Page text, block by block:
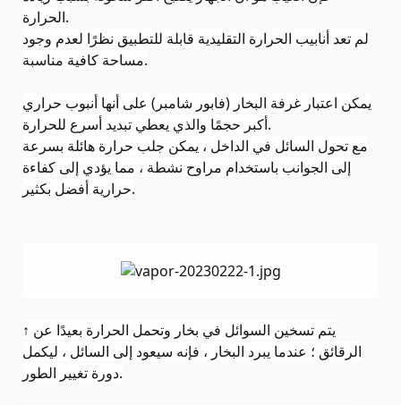
الحرارة.
لم تعد أنابيب الحرارة التقليدية قابلة للتطبيق نظرًا لعدم وجود
مساحة كافية مناسبة.
يمكن اعتبار غرفة البخار (فابور شامبر) على أنها أنبوب حراري
أكبر حجمًا والذي يعطي تبديد أسرع للحرارة.
مع تحول السائل في الداخل ، يمكن جلب حرارة هائلة بسرعة
إلى الجوانب باستخدام مراوح نشطة ، مما يؤدي إلى كفاءة
حرارية أفضل بكثير.
↑ يتم تسخين السوائل في بخار وتحمل الحرارة بعيدًا عن
الرقائق ؛ عندما يبرد البخار ، فإنه سيعود إلى السائل ، ليكمل
دورة تغيير الطور.